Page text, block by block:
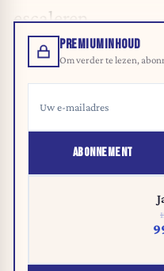
escaleren.
PREMIUMINHOUD
Om verder te lezen,
ABONNEMENT